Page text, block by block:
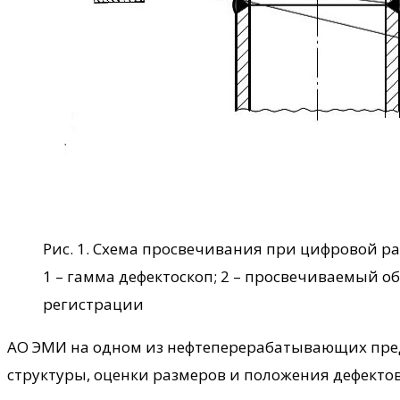
Рис. 1. Схема просвечивания при цифровой
1 – гамма дефектоскоп; 2 – просвечиваемый
регистрации
АО ЭМИ на одном из нефтеперерабатывающих
структуры, оценки размеров и положения